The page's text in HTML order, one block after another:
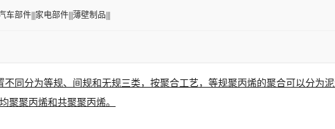
车部件|||家电部件|||薄壁制品|||
同分为等规、间规和无规三类，按聚合工艺，等规聚丙烯的聚合可以分为
聚聚丙烯和共聚聚丙烯。